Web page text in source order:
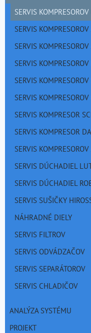
SERVIS
SERVIS
SERVIS
SERVIS
SERVIS
SERVIS
SERVIS KOMPRESOR
SERVIS KOMPRESOR
SERVIS
SERVIS DÚCHADIEL
SERVIS DÚCHADIEL
SERVIS SUŠIČKY
NÁHRADNÉ DIELY
SERVIS FILTROV
SERVIS ODVÁDZAČOV
SERVIS SEPARÁTOROV
SERVIS CHLADIČOV
ANALÝZA SYSTÉMU
PROJEKT